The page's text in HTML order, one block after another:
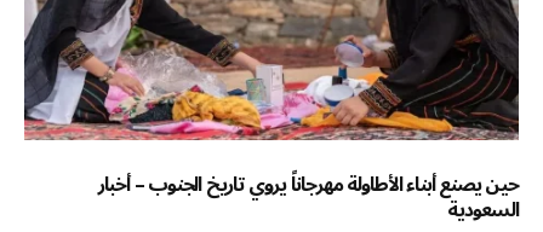
حين يصنع أبناء الأطاولة مهرجاناً يروي تاريخ الجنوب – أخبار
السعودية